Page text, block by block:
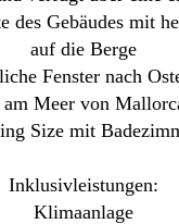
des Gebäudes mit
auf die Berge
Fenster nach
am Meer von
Size mit
Inklusivleistungen:
Klimaanlage